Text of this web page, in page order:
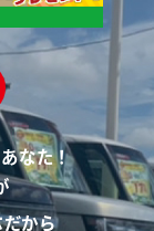
なた！
だから